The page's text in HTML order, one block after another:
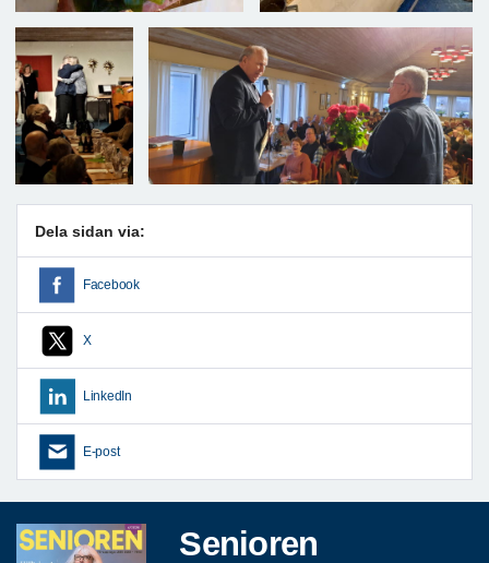
Dela sidan via:
Facebook
X
LinkedIn
E-post
Senioren